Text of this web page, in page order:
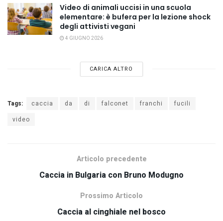
Video di animali uccisi in una scuola
elementare: è bufera per la lezione shock
degli attivisti vegani
4 GIUGNO 2026
CARICA ALTRO
Tags: caccia da di falconet franchi
fucili
video
Articolo precedente
Caccia in Bulgaria con Bruno Modugno
Prossimo Articolo
Caccia al cinghiale nel bosco